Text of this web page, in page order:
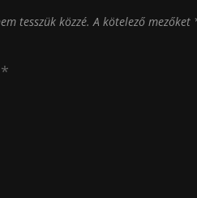
tesszük közzé. A kötelező mezőket
*